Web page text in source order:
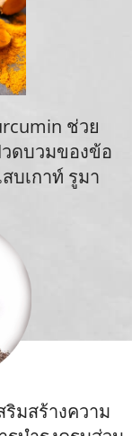
ช่วย
วดบวมของข้อ
บเกาท์ รูมา
ริมสร้างความ